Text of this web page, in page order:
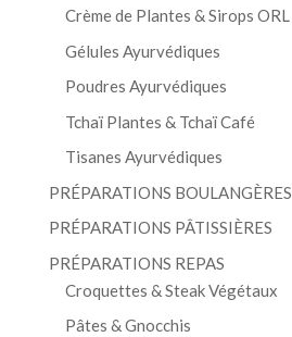
Crème de Plantes & Sirops ORL
Gélules Ayurvédiques
Poudres Ayurvédiques
Tchaï Plantes & Tchaï Café
Tisanes Ayurvédiques
PRÉPARATIONS BOULANGÈRES
PRÉPARATIONS PÂTISSIÈRES
PRÉPARATIONS REPAS
Croquettes & Steak Végétaux
Pâtes & Gnocchis